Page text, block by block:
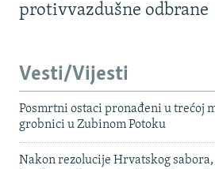
protivvazdušne odbrane
Vesti/Vijesti
Posmrtni ostaci pronađeni u trećoj
grobnici u Zubinom Potoku
Nakon rezolucije Hrvatskog